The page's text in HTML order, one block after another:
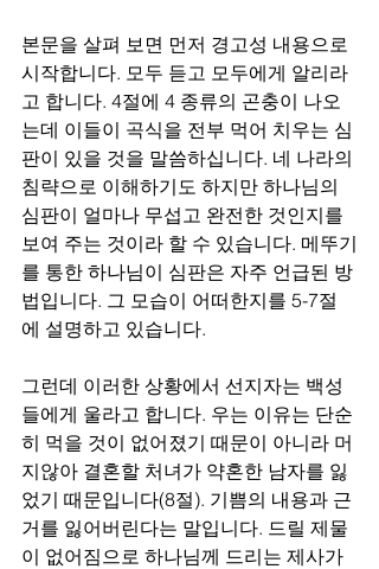
본문을 살펴 보면 먼저 경고성 내용으로
시작합니다. 모두 듣고 모두에게 알리라
고 합니다. 4절에 4 종류의 곤충이 나오
는데 이들이 곡식을 전부 먹어 치우는 심
판이 있을 것을 말씀하십니다. 네 나라의
침략으로 이해하기도 하지만 하나님의
심판이 얼마나 무섭고 완전한 것인지를
보여 주는 것이라 할 수 있습니다. 메뚜기
를 통한 하나님이 심판은 자주 언급된 방
법입니다. 그 모습이 어떠한지를 5-7절
에 설명하고 있습니다.
그런데 이러한 상황에서 선지자는 백성
들에게 울라고 합니다. 우는 이유는 단순
히 먹을 것이 없어졌기 때문이 아니라 머
지않아 결혼할 처녀가 약혼한 남자를 잃
었기 때문입니다(8절). 기쁨의 내용과 근
거를 잃어버린다는 말입니다. 드릴 제물
이 없어짐으로 하나님께 드리는 제사가